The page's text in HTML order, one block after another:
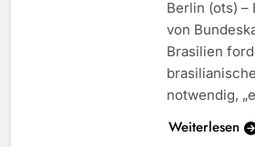
Berlin (ots) –
von
Brasilien
notwendig,
Weiterlesen